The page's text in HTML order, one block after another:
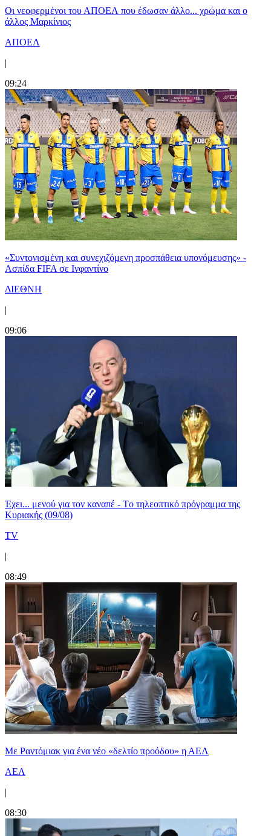
Οι νεοφερμένοι του ΑΠΟΕΛ που έδωσαν άλλο... χρώμα και ο
άλλος Μαρκίνιος
ΑΠΟΕΛ
|
09:24
«Συντονισμένη και συνεχιζόμενη προσπάθεια υπονόμευσης» -
Ασπίδα FIFA σε Ινφαντίνο
ΔΙΕΘΝΗ
|
09:06
Έχει... μενού για τον καναπέ - Tο τηλεοπτικό πρόγραμμα της
Κυριακής (09/08)
TV
|
08:49
Με Ραντόμιακ για ένα νέο «δελτίο προόδου» η ΑΕΛ
ΑΕΛ
|
08:30